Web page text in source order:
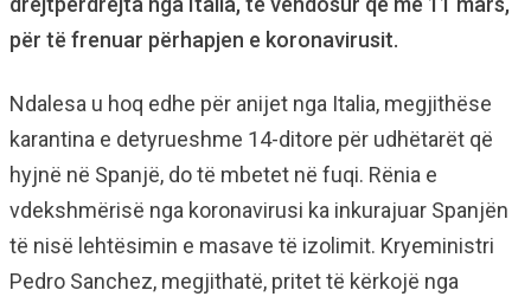
për të frenuar përhapjen e koronavirusit.
Ndalesa u hoq edhe për anijet nga Italia, megjithëse
karantina e detyrueshme 14-ditore për udhëtarët që
hyjnë në Spanjë, do të mbetet në fuqi. Rënia e
vdekshmërisë nga koronavirusi ka inkurajuar Spanjën
të nisë lehtësimin e masave të izolimit. Kryeministri
Pedro Sanchez, megjithatë, pritet të kërkojë nga